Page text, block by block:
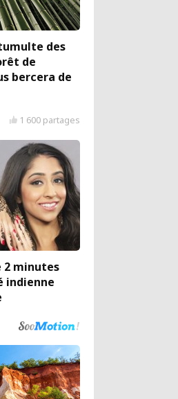
des
de
bercera de
1 600 partages
2 minutes
indienne